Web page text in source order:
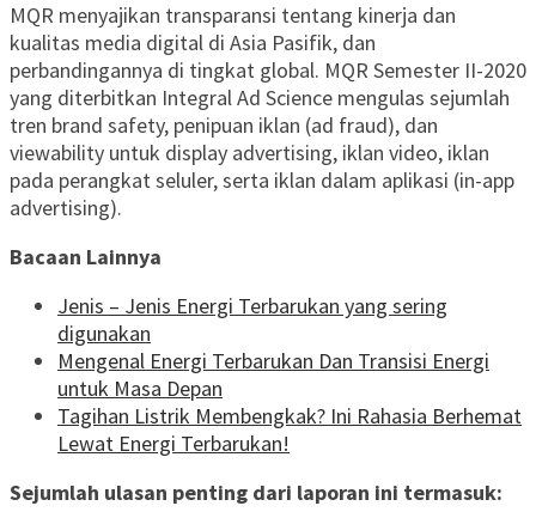
MQR menyajikan transparansi tentang kinerja dan
kualitas media digital di Asia Pasifik, dan
perbandingannya di tingkat global. MQR Semester II-2020
yang diterbitkan Integral Ad Science mengulas sejumlah
tren brand safety, penipuan iklan (ad fraud), dan
viewability untuk display advertising, iklan video, iklan
pada perangkat seluler, serta iklan dalam aplikasi (in-app
advertising).
Bacaan Lainnya
Jenis – Jenis Energi Terbarukan yang sering
digunakan
Mengenal Energi Terbarukan Dan Transisi Energi
untuk Masa Depan
Tagihan Listrik Membengkak? Ini Rahasia Berhemat
Lewat Energi Terbarukan!
Sejumlah ulasan penting dari laporan ini termasuk: